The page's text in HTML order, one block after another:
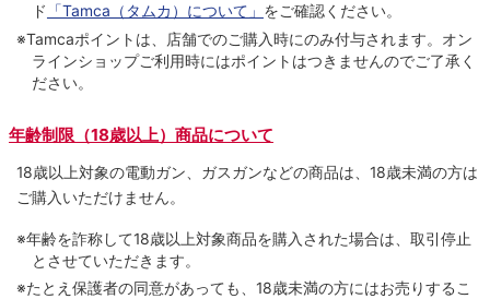
ド 「Tamca（タムカ）について」 をご確認ください。
※Tamcaポイントは、店舗でのご購⼊時にのみ付与されます。オン
ラインショップご利用時にはポイントはつきませんのでご了承く
ださい。
年齢制限（18歳以上）商品について
18歳以上対象の電動ガン、ガスガンなどの商品は、18歳未満の方は
ご購入いただけません。
※年齢を詐称して18歳以上対象商品を購入された場合は、取引停止
とさせていただきます。
※たとえ保護者の同意があっても、18歳未満の方にはお売りするこ